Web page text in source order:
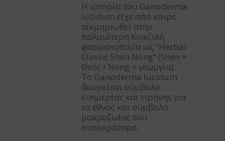
Η ιστορία του Ganoderma
lucidum είχε από καιρό
τεκμηριωθεί στην
παλαιότερη Κινεζική
φαρμακοποιΐα ως “Herbal
Classic Shen Nong” (Shen =
Θεός / Nong = γεωργία).
Το Ganoderma lucidum
θεωρείται σύμβολο
ευημερίας και ειρήνης για
το έθνος και σύμβολο
μακροζωίας του
αυτοκράτορα.